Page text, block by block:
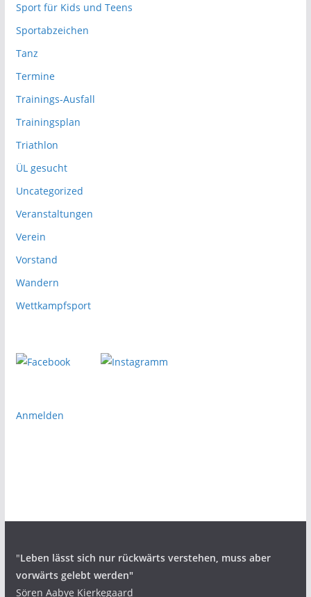
Sport für Kids und Teens
Sportabzeichen
Tanz
Termine
Trainings-Ausfall
Trainingsplan
Triathlon
ÜL gesucht
Uncategorized
Veranstaltungen
Verein
Vorstand
Wandern
Wettkampfsport
Anmelden
"Leben lässt sich nur rückwärts verstehen, muss aber
vorwärts gelebt werden"
Sören Aabye Kierkegaard